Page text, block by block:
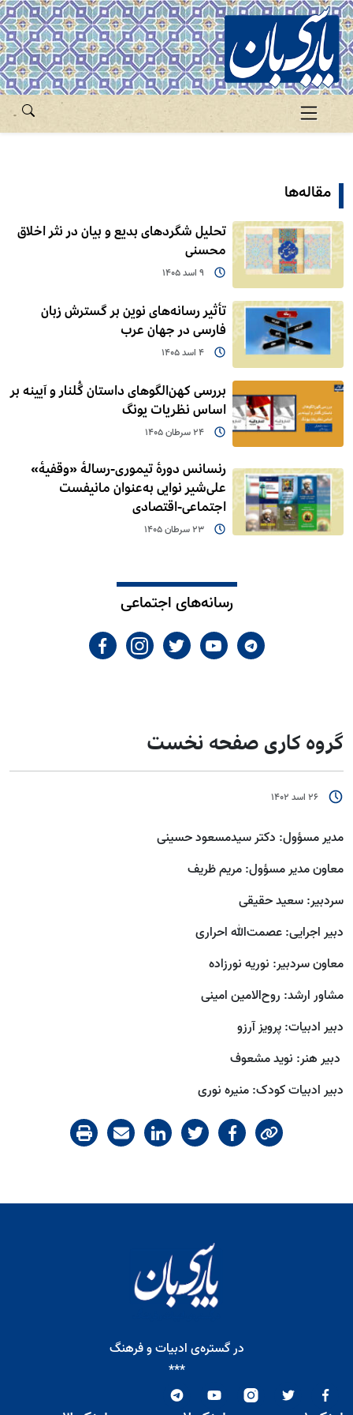
گروه کاری صفحه نخست
26 اسد 1402
مدیر مسؤول: دکتر سیدمسعود حسینی
معاون مدیر مسؤول: مریم ظریف
سردبیر: سعید حقیقی
دبیر اجرایی: عصمت‌الله احراری
معاون سردبیر: نوریه نورزاده
مشاور ارشد: روح‌الامین امینی
دبیر ادبیات: پرویز آرزو
دبیر هنر: نوید مشعوف
دبیر ادبیات کودک: منیره نوری
مقاله‌ها
تحلیل شگردهای بدیع و بیان در نثر اخلاق
محسنی
9 اسد 1405
تأثیر رسانه‌های نوین بر گسترش زبان
فارسی در جهان عرب
4 اسد 1405
بررسی کهن‌الگوهای داستان گُلنار و آیینه بر
اساس نظریات یونگ
24 سرطان 1405
رنسانس دورۀ تیموری-رسالۀ «وقفیۀ»
علی‌شیر نوایی به‌عنوان مانیفست
اجتماعی-اقتصادی
23 سرطان 1405
رسانه‌های اجتماعی
در گستره‌ی ادبیات و فرهنگ
***